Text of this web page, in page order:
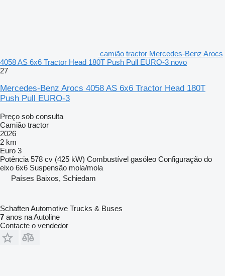
camião tractor Mercedes-Benz Arocs
4058 AS 6x6 Tractor Head 180T Push Pull EURO-3 novo
27
Mercedes-Benz Arocs 4058 AS 6x6 Tractor Head 180T
Push Pull EURO-3
Preço sob consulta
Camião tractor
2026
2 km
Euro 3
Potência 578 cv (425 kW) Combustível gasóleo Configuração do
eixo 6x6 Suspensão mola/mola
Países Baixos, Schiedam
Schaften Automotive Trucks & Buses
7 anos na Autoline
Contacte o vendedor